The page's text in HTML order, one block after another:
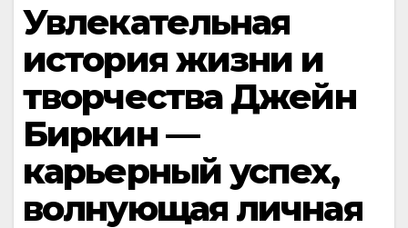
Увлекательная
история жизни и
творчества Джейн
Биркин —
карьерный успех,
волнующая личная